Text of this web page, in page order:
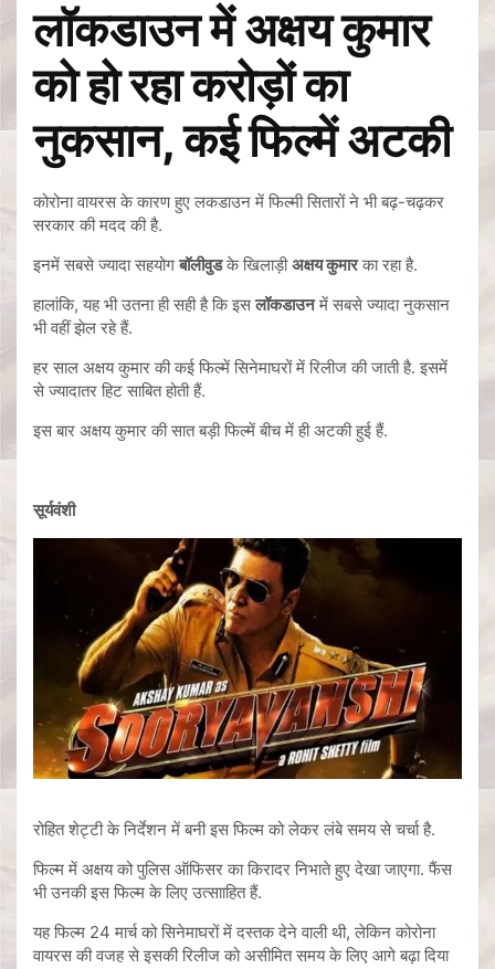
लॉकडाउन में अक्षय कुमार
को हो रहा करोड़ों का
नुकसान, कई फिल्में अटकी
कोरोना वायरस के कारण हुए लकडाउन में फिल्मी सितारों ने भी बढ़-चढ़कर
सरकार की मदद की है.
इनमें सबसे ज्यादा सहयोगबॉलीवुडके खिलाड़ीअक्षय कुमारका रहा है.
हालांकि, यह भी उतना ही सही है कि इसलॉकडाउनमें सबसे ज्यादा नुकसान
भी वहीं झेल रहे हैं.
हर साल अक्षय कुमार की कई फिल्में सिनेमाघरों में रिलीज की जाती है. इसमें
से ज्यादातर हिट साबित होती हैं.
इस बार अक्षय कुमार की सात बड़ी फिल्में बीच में ही अटकी हुई हैं.
सूर्यवंशी
रोहित शेट्टी के निर्देशन में बनी इस फिल्म को लेकर लंबे समय से चर्चा है.
फिल्म में अक्षय को पुलिस ऑफिसर का किरादर निभाते हुए देखा जाएगा. फैंस
भी उनकी इस फिल्म के लिए उत्सााहित हैं.
यह फिल्म 24 मार्च को सिनेमाघरों में दस्तक देने वाली थी, लेकिन कोरोना
वायरस की वजह से इसकी रिलीज को असीमित समय के लिए आगे बढ़ा दिया